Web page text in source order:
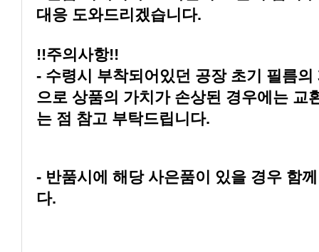
대응 도와드리겠습니다.
!!주의사항!!
는 점 참고 부탁드립니다.
다.